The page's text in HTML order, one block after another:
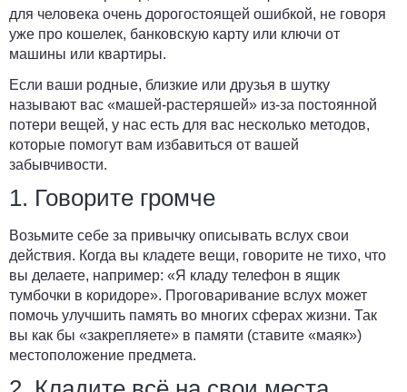
для человека очень дорогостоящей ошибкой, не говоря
уже про кошелек, банковскую карту или ключи от
машины или квартиры.
Если ваши родные, близкие или друзья в шутку
называют вас «машей-растеряшей» из-за постоянной
потери вещей, у нас есть для вас несколько методов,
которые помогут вам избавиться от вашей
забывчивости.
1. Говорите громче
Возьмите себе за привычку описывать вслух свои
действия. Когда вы кладете вещи, говорите не тихо, что
вы делаете, например: «Я кладу телефон в ящик
тумбочки в коридоре». Проговаривание вслух может
помочь улучшить память во многих сферах жизни. Так
вы как бы «закрепляете» в памяти (ставите «маяк»)
местоположение предмета.